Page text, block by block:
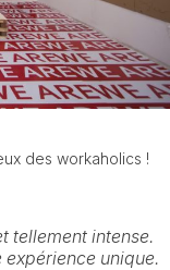
des workaholics !
tellement intense.
expérience unique.